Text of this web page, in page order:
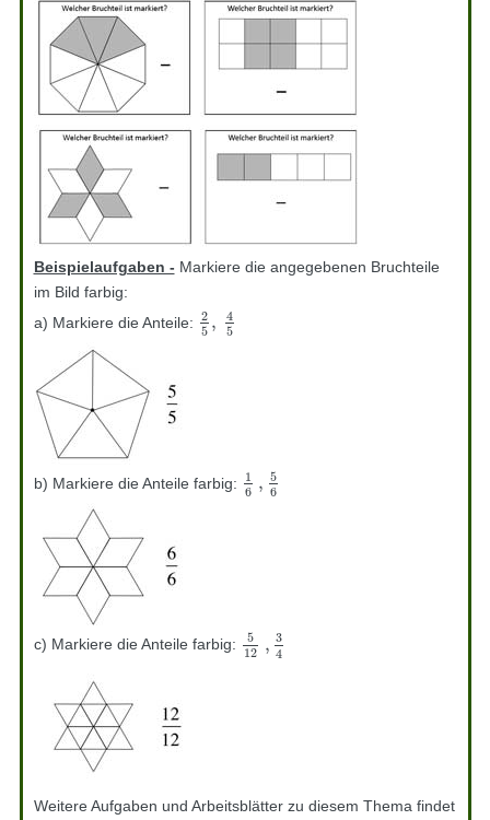
Beispielaufgaben - Markiere die angegebenen Bruchteile
im Bild farbig:
a) Markiere die Anteile: 2
5 ,
4
5
25, 45
b) Markiere die Anteile farbig:
1
6 , 5
6
16 , 56
c) Markiere die Anteile farbig:
5
12
, 3
4
512, 34
Weitere Aufgaben und Arbeitsblätter zu diesem Thema findet